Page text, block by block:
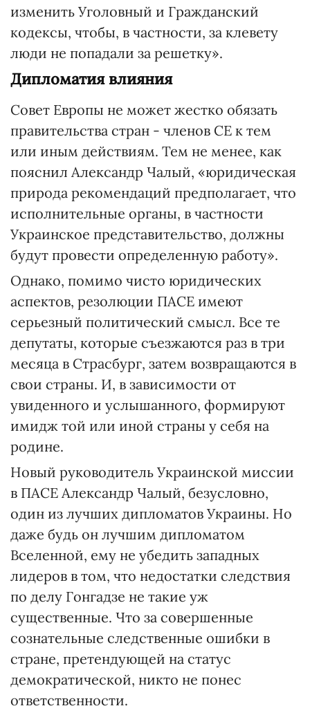
изменить Уголовный и Гражданский
кодексы, чтобы, в частности, за клевету
люди не попадали за решетку».
Дипломатия влияния
Совет Европы не может жестко обязать
правительства стран - членов СЕ к тем
или иным действиям. Тем не менее, как
пояснил Александр Чалый, «юридическая
природа рекомендаций предполагает, что
исполнительные органы, в частности
Украинское представительство, должны
будут провести определенную работу».
Однако, помимо чисто юридических
аспектов, резолюции ПАСЕ имеют
серьезный политический смысл. Все те
депутаты, которые съезжаются раз в три
месяца в Страсбург, затем возвращаются в
свои страны. И, в зависимости от
увиденного и услышанного, формируют
имидж той или иной страны у себя на
родине.
Новый руководитель Украинской миссии
в ПАСЕ Александр Чалый, безусловно,
один из лучших дипломатов Украины. Но
даже будь он лучшим дипломатом
Вселенной, ему не убедить западных
лидеров в том, что недостатки следствия
по делу Гонгадзе не такие уж
существенные. Что за совершенные
сознательные следственные ошибки в
стране, претендующей на статус
демократической, никто не понес
ответственности.